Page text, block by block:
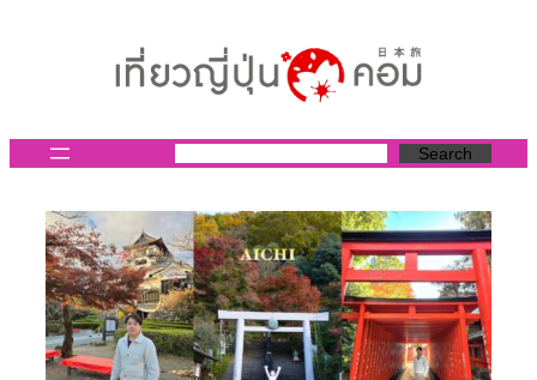
Search